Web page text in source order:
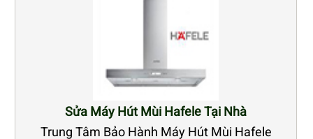
Sửa Máy Hút Mùi Hafele Tại Nhà
Trung Tâm Bảo Hành Máy Hút Mùi Hafele